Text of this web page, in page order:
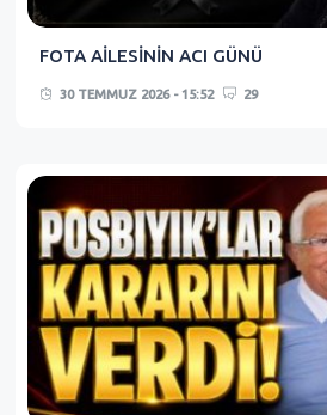
FOTA AİLESİNİN ACI GÜNÜ
30 TEMMUZ 2026 - 15:52 29